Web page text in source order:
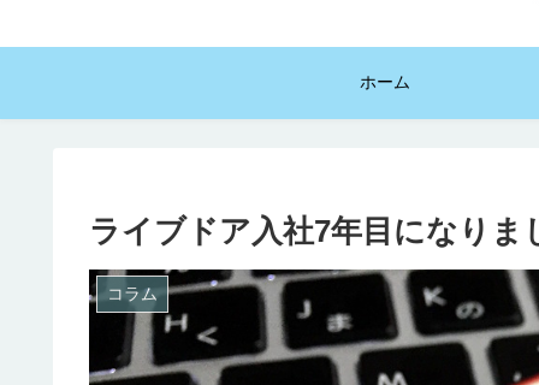
ホーム
ライブドア入社7年目になりま
コラム